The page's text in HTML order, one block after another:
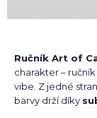
Ručník Art of
charakter –
vibe. Z jedné
barvy drží díky